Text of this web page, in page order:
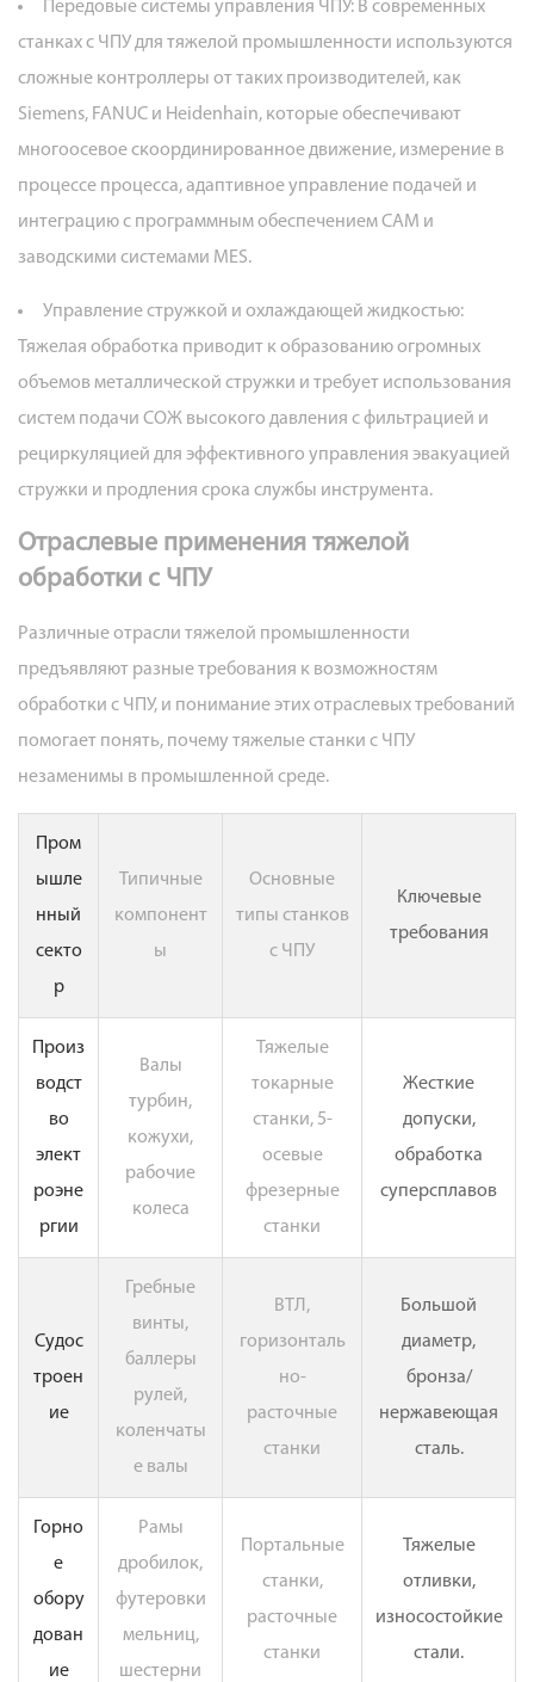
Передовые системы управления ЧПУ: В современных
станках с ЧПУ для тяжелой промышленности используются
сложные контроллеры от таких производителей, как
Siemens, FANUC и Heidenhain, которые обеспечивают
многоосевое скоординированное движение, измерение в
процессе процесса, адаптивное управление подачей и
интеграцию с программным обеспечением CAM и
заводскими системами MES.
Управление стружкой и охлаждающей жидкостью:
Тяжелая обработка приводит к образованию огромных
объемов металлической стружки и требует использования
систем подачи СОЖ высокого давления с фильтрацией и
рециркуляцией для эффективного управления эвакуацией
стружки и продления срока службы инструмента.
Отраслевые применения тяжелой
обработки с ЧПУ
Различные отрасли тяжелой промышленности
предъявляют разные требования к возможностям
обработки с ЧПУ, и понимание этих отраслевых требований
помогает понять, почему тяжелые станки с ЧПУ
незаменимы в промышленной среде.
Пром
ышле
нный
секто
р
Типичные
компонент
ы
Основные
типы станков
с ЧПУ
Ключевые
требования
Произ
водст
во
элект
роэне
ргии
Валы
турбин,
кожухи,
рабочие
колеса
Тяжелые
токарные
станки, 5-
осевые
фрезерные
станки
Жесткие
допуски,
обработка
суперсплавов
Судос
троен
ие
Гребные
винты,
баллеры
рулей,
коленчаты
е валы
ВТЛ,
горизонталь
но-
расточные
станки
Большой
диаметр,
бронза/
нержавеющая
сталь.
Горно
е
обору
дован
ие
Рамы
дробилок,
футеровки
мельниц,
шестерни
Портальные
станки,
расточные
станки
Тяжелые
отливки,
износостойкие
стали.